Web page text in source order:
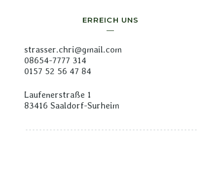
ERREICH UNS
strasser.chri@gmail.com
08654-7777 314
0157 52 56 47 84
Laufenerstraße 1
83416 Saaldorf-Surheim